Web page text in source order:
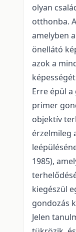
olyan
otthonba.
amelyben
önellátó
azok a
Erre épül
primer
objektív
érzelmileg
1985),
kiegészül
gondozás
Jelen